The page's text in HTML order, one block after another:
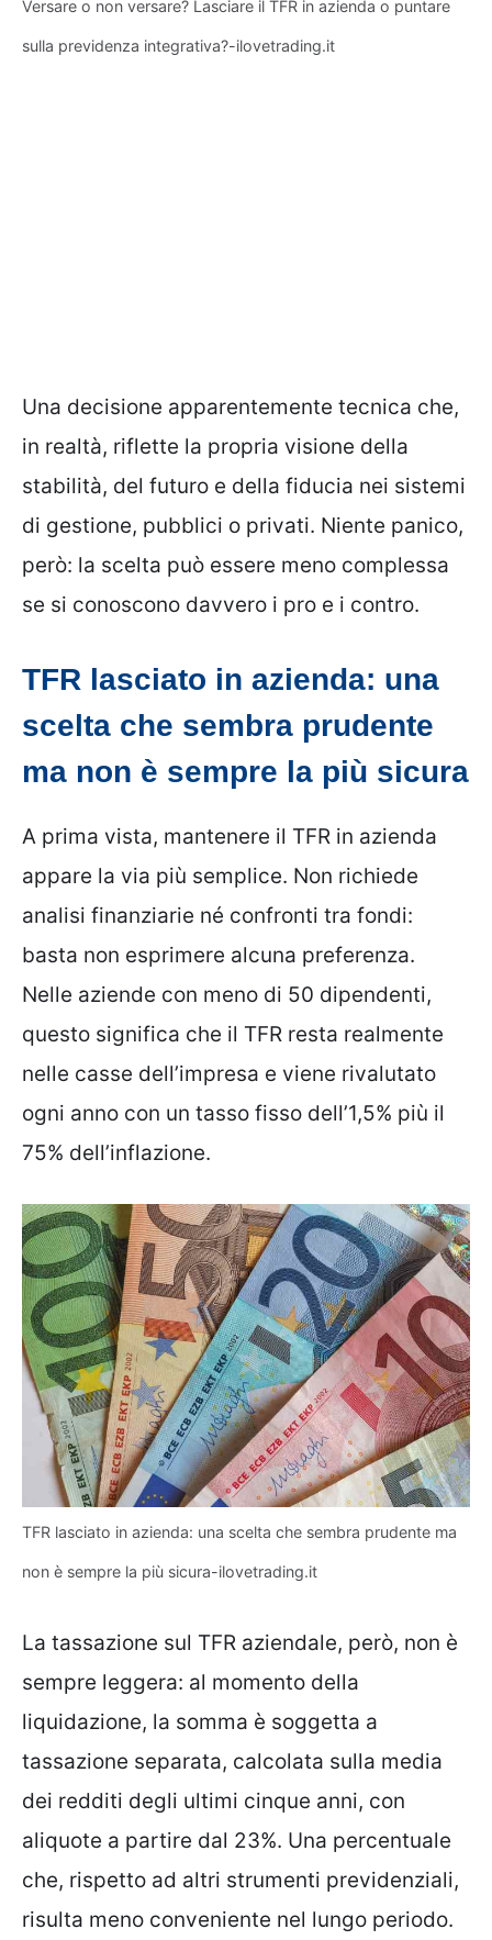
Versare o non versare? Lasciare il TFR in azienda o puntare
sulla previdenza integrativa?-ilovetrading.it
Una decisione apparentemente tecnica che,
in realtà, riflette la propria visione della
stabilità, del futuro e della fiducia nei sistemi
di gestione, pubblici o privati. Niente panico,
però: la scelta può essere meno complessa
se si conoscono davvero i pro e i contro.
TFR lasciato in azienda: una
scelta che sembra prudente
ma non è sempre la più sicura
A prima vista, mantenere il TFR in azienda
appare la via più semplice. Non richiede
analisi finanziarie né confronti tra fondi:
basta non esprimere alcuna preferenza.
Nelle aziende con meno di 50 dipendenti,
questo significa che il TFR resta realmente
nelle casse dell’impresa e viene rivalutato
ogni anno con un tasso fisso dell’1,5% più il
75% dell’inflazione.
TFR lasciato in azienda: una scelta che sembra prudente ma
non è sempre la più sicura-ilovetrading.it
La tassazione sul TFR aziendale, però, non è
sempre leggera: al momento della
liquidazione, la somma è soggetta a
tassazione separata, calcolata sulla media
dei redditi degli ultimi cinque anni, con
aliquote a partire dal 23%. Una percentuale
che, rispetto ad altri strumenti previdenziali,
risulta meno conveniente nel lungo periodo.